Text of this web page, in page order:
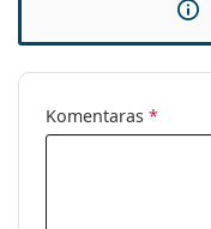
Komentaras *